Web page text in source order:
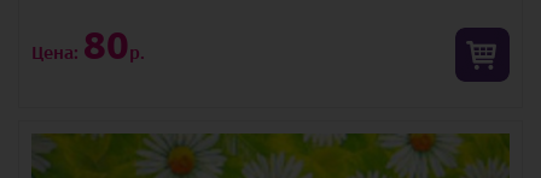
Цена: 80р.